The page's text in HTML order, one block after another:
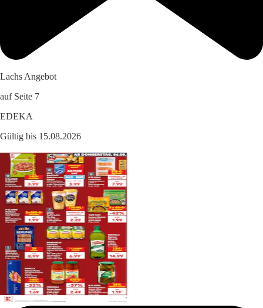
Lachs Angebot
auf Seite 7
EDEKA
Gültig bis 15.08.2026